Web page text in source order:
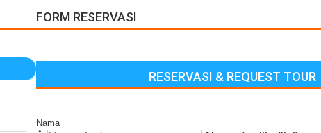
FORM RESERVASI
RESERVASI & REQUEST TOUR
Nama